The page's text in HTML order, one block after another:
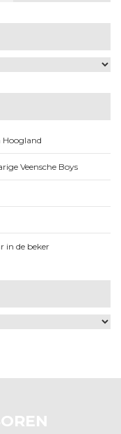
Hoogland
Veensche Boys
in de beker